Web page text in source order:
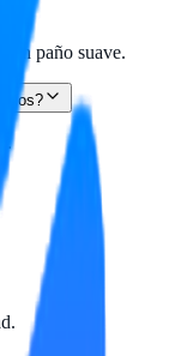
un paño suave.